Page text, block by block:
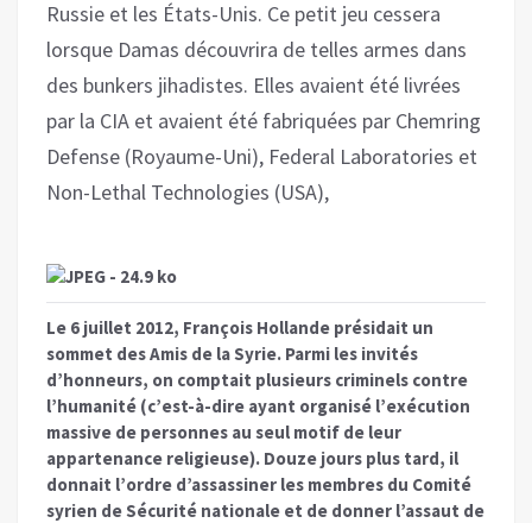
Russie et les États-Unis. Ce petit jeu cessera
lorsque Damas découvrira de telles armes dans
des bunkers jihadistes. Elles avaient été livrées
par la CIA et avaient été fabriquées par Chemring
Defense (Royaume-Uni), Federal Laboratories et
Non-Lethal Technologies (USA),
Le 6 juillet 2012, François Hollande présidait un
sommet des Amis de la Syrie. Parmi les invités
d’honneurs, on comptait plusieurs criminels contre
l’humanité (c’est-à-dire ayant organisé l’exécution
massive de personnes au seul motif de leur
appartenance religieuse). Douze jours plus tard, il
donnait l’ordre d’assassiner les membres du Comité
syrien de Sécurité nationale et de donner l’assaut de